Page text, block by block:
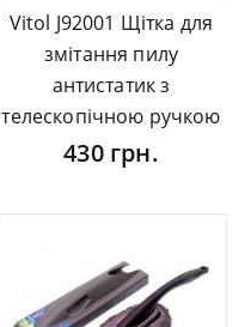
Vitol J92001 Щітка для
змітання пилу
антистатик з
телескопічною ручкою
430 грн.